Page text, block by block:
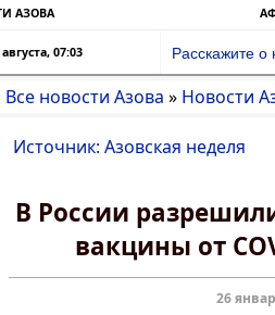
АЗОВА
07:03 Расскажите о
Все новости Азова » Новости
Источник: Азовская неделя
В России
вакцины от
26